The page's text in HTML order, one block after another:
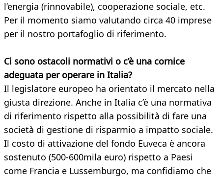
l’energia (rinnovabile), cooperazione sociale, etc.
Per il momento siamo valutando circa 40 imprese
per il nostro portafoglio di riferimento.
Ci sono ostacoli normativi o c’è una cornice
adeguata per operare in Italia?
Il legislatore europeo ha orientato il mercato nella
giusta direzione. Anche in Italia c’è una normativa
di riferimento rispetto alla possibilità di fare una
società di gestione di risparmio a impatto sociale.
Il costo di attivazione del fondo Euveca è ancora
sostenuto (500-600mila euro) rispetto a Paesi
come Francia e Lussemburgo, ma confidiamo che